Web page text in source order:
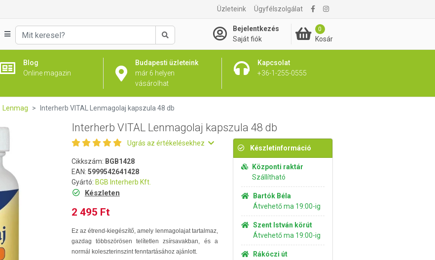
Üzleteink Ügyfélszolgálat
Keresés
Bejelentkezés
Saját fiók
0
Kosár
Blog
Online magazin
Budapesti üzleteink
már 6 helyen
vásárolhat
Kapcsolat
+36-1-255-0555
2 495 Ft Kosárba rakom
Lenmag Interherb VITAL Lenmagolaj kapszula 48 db
Interherb VITAL Lenmagolaj kapszula 48 db
Ugrás az értékelésekhez
Cikkszám: BGB1428
EAN: 5999542641428
Gyártó: BGB Interherb Kft.
Készleten
2 495 Ft
Ez az étrend-kiegészítő, amely lenmagolajat tartalmaz,
gazdag többszörösen telítetlen zsírsavakban, és a
normál koleszterinszint fenntartásához ajánlott.
Készletinformáció
Központi raktár
Szállítható
Bartók Béla
Átvehető ma 19:00-ig
Szent István körút
Átvehető ma 19:00-ig
Rákóczi út